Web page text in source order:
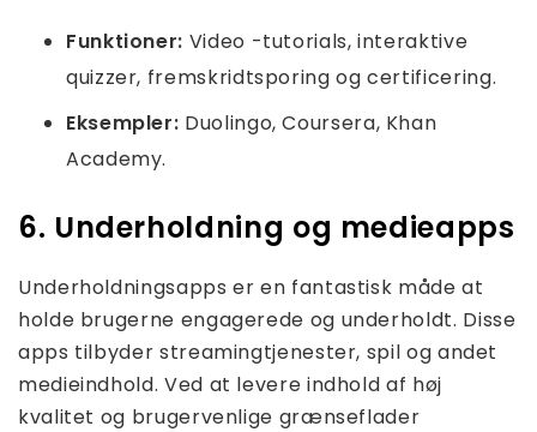
Funktioner: Video -tutorials, interaktive
quizzer, fremskridtsporing og certificering.
Eksempler: Duolingo, Coursera, Khan
Academy.
6. Underholdning og medieapps
Underholdningsapps er en fantastisk måde at
holde brugerne engagerede og underholdt. Disse
apps tilbyder streamingtjenester, spil og andet
medieindhold. Ved at levere indhold af høj
kvalitet og brugervenlige grænseflader